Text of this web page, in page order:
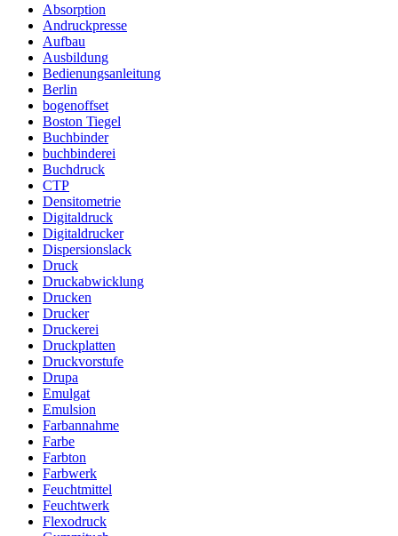
Absorption
Andruckpresse
Aufbau
Ausbildung
Bedienungsanleitung
Berlin
bogenoffset
Boston Tiegel
Buchbinder
buchbinderei
Buchdruck
CTP
Densitometrie
Digitaldruck
Digitaldrucker
Dispersionslack
Druck
Druckabwicklung
Drucken
Drucker
Druckerei
Druckplatten
Druckvorstufe
Drupa
Emulgat
Emulsion
Farbannahme
Farbe
Farbton
Farbwerk
Feuchtmittel
Feuchtwerk
Flexodruck